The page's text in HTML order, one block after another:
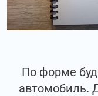
По форме
автомобиль.